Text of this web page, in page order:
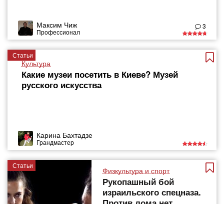
Максим Чиж
Профессионал
3
Статьи
Культура
Какие музеи посетить в Киеве? Музей
русского искусства
Карина Бахтадзе
Грандмастер
Статьи
Физкультура и спорт
Рукопашный бой
израильского спецназа.